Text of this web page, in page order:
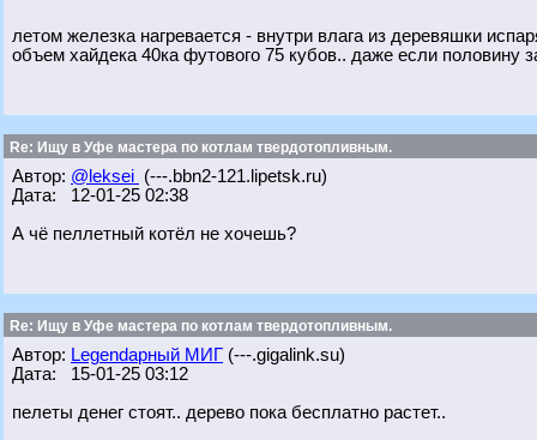
летом железка нагревается - внутри влага из деревяшки
объем хайдека 40ка футового 75 кубов.. даже если половину
Re: Ищу в Уфе мастера по котлам твердотопливным.
Автор: @leksei (---.bbn2-121.lipetsk.ru)
Дата: 12-01-25 02:38
А чё пеллетный котёл не хочешь?
Re: Ищу в Уфе мастера по котлам твердотопливным.
Автор: Legendарный МИГ (---.gigalink.su)
Дата: 15-01-25 03:12
пелеты денег стоят.. дерево пока бесплатно растет..